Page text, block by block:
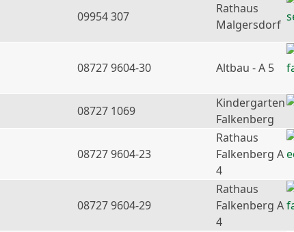
09954 307
Rathaus
Malgersdorf
08727 9604-30
Altbau - A 5
08727 1069
Kindergarten
Falkenberg
08727 9604-23
Rathaus
Falkenberg A
4
08727 9604-29
Rathaus
Falkenberg A
4